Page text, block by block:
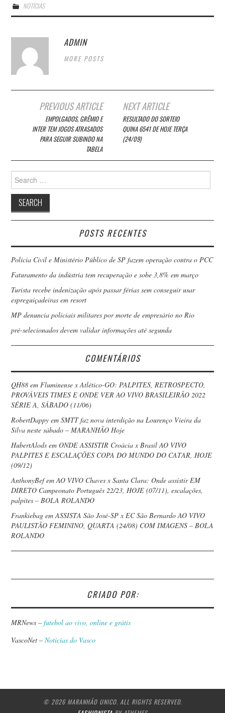
NOTÍCIAS
ADMIN
MORE POSTS
navigation
PREVIOUS ARTICLE
EMPOLGADOS, GRÊMIO E
INTER TEM JOGOS ATRASADOS
PARA SEGUIR SUBINDO NA
TABELA
NEXT ARTICLE
RESULTADO DO SORTEIO
QUINA 6541 DE HOJE TERÇA
(24/09)
for:
POSTS RECENTES
Polícia Civil e Ministério Público de SP fazem operação contra o PCC
Faturamento da indústria tem recuperação e sobe 3,8% em março
Turista recebe indenização após passar férias sem conseguir usar
espreguiçadeiras em resort
MP denuncia policiais militares por morte de empresário no Rio
pré-selecionados devem validar informações até segunda
COMENTÁRIOS
QH88 em Fluminense x Atlético-GO: PALPITES, RETROSPECTO,
PROVÁVEIS TIMES E ONDE VER AO VIVO BRASILEIRÃO 2022
SÉRIE A, SÁBADO (11/06)
RobertDappy emSMTT faz nova interdição na Lourenço Vieira da
Silva neste sábado – MARANHÃO Hoje
HubertAlods emONDE ASSISTIR Croácia x Brasil AO VIVO
PALPITES E ESCALAÇÕES COPA DO MUNDO DO CATAR, HOJE
(09/12)
AnthonyBefemAO VIVO Chaves x Santa Clara: Onde assistir EM
DIRETO Campeonato Português 22/23, HOJE (07/11), escalações,
palpites – BOLA ROLANDO
Frankiebag emASSISTA São José-SP x EC São Bernardo AO VIVO
PAULISTÃO FEMININO, QUARTA (24/08) COM IMAGENS – BOLA
ROLANDO
CRIADO POR:
MRNews –futebol ao vivo, online e grátis
VascoNet – Notícias do Vasco
© 2026 MARANHÃO UNICO. ALL RIGHTS RESERVED.